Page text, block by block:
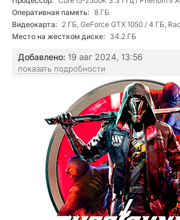
Оперативная память: 8 ГБ
Видеокарта: 2 ГБ, GeForce GTX 1050 / 4 ГБ,
Место на жестком диске: 34.2 ГБ
Добавлено: 19 авг 2024, 13:56
показать подробности